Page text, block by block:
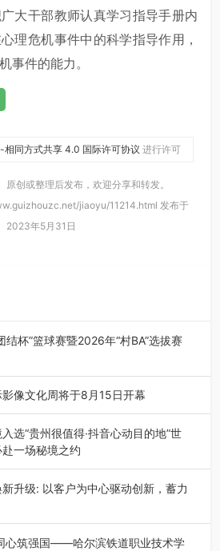
大干部教师认真学习指导手册内
理危机事件中的科学指导作用，
事件的能力。
相同方式共享 4.0 国际许可协议 进行许可
原创或整理后发布，欢迎分享和转发。
jiaoyu/11214.html 发布于
2023年5月31日
结杯”篮球赛暨2026年“村BA”选拔赛
族自治县第二十三届“民族团结
B…像文化周将于8月15日开幕
屯国际影像文化周媒体通气会在世
心景区…
选“贵州很值得·抖音心动目的地”世
一场秘境之约
“贵州很值得”暨抖音“心动目的
升级: 以客户为中心驱动创新，蓄力
洞察，深化客户共创，赋能西南市
，成…
心筑强国——哈尔滨铁道职业技术学